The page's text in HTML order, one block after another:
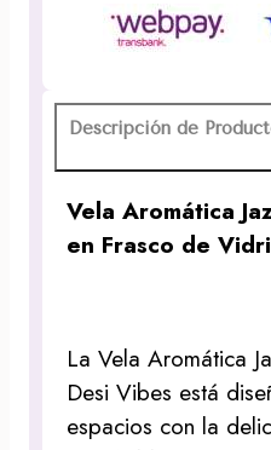
cantidad
Descripción de
Vela Aromática
en Frasco de
La Vela Aromática
Desi Vibes está
espacios con la